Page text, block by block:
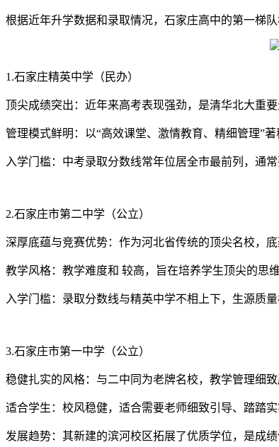
根据近年升学数据和录取情况，石家庄高中的第一梯
1.石家庄精英中学（民办）
顶尖成绩突出：近年来高考表现强劲，是清华北大重
管理模式鲜明：以“高效课堂、激情教育、精细管理”
入学门槛：中考录取分数线常年位居全市最前列，通
2.石家庄市第二中学（公立）
深厚底蕴与竞赛优势：作为河北省传统的顶尖名校，
教学风格：教学难度和 较高，旨在培养学生顶尖的思维
入学门槛：录取分数线与精英中学不相上下，生源质
3.石家庄市第一中学（公立）
稳健扎实的风格：与二中同为老牌名校，教学管理细
适合学生：校风稳健，适合需要老师细致引导、踏踏实
发展趋势：其新建的滨河校区拓展了优质学位，是成绩